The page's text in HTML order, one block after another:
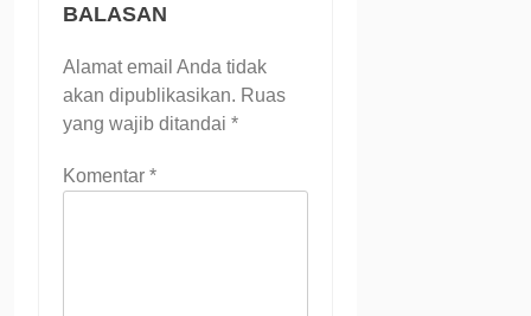
BALASAN
Alamat email Anda tidak
akan dipublikasikan. Ruas
yang wajib ditandai *
Komentar *